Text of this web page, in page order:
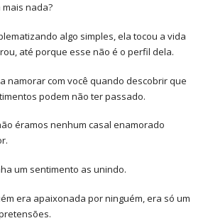
nada?
algo simples, ela tocou a vida
até porque esse não é o perfil dela.
namorar com você quando descobrir que
podem não ter passado.
éramos nenhum casal enamorado
um sentimento as unindo.
era apaixonada por ninguém, era só um